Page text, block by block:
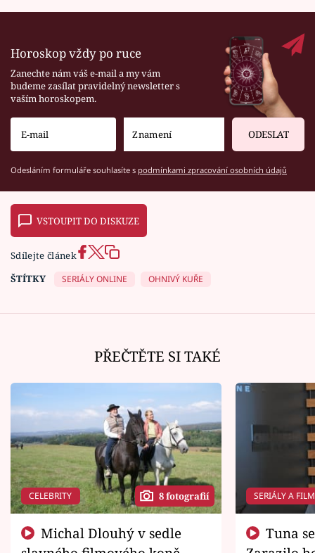
Horoskop vždy po ruce
Zanechte nám váš e-mail a my vám
budeme zasílat pravidelný newsletter s
vaším horoskopem.
ODESLAT
Odesláním formuláře souhlasíte s podmínkami zpracování osobních údajů
VSTOUPIT DO DISKUZE
Sdílejte článek
ŠTÍTKY
SERIÁLY ONLINE OHNIVÝ KUŘE
PŘEČTĚTE SI TAKÉ
CELEBRITY 8 fotografií SERIÁLY A